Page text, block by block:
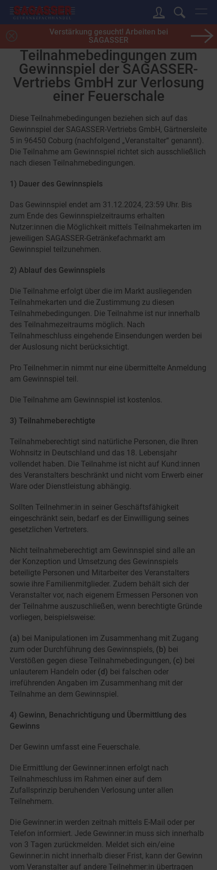
Verstärkung gesucht! Arbeiten bei
SAGASSER
Teilnahmebedingungen zum
Gewinnspiel der SAGASSER-
Vertriebs GmbH zur Verlosung
einer Feuerschale
Diese Teilnahmebedingungen beziehen sich auf das
Gewinnspiel der SAGASSER-Vertriebs GmbH, Gärtnersleite
5 in 96450 Coburg (nachfolgend „Veranstalter“ genannt).
Die Teilnahme am Gewinnspiel richtet sich ausschließlich
nach diesen Teilnahmebedingungen.
1) Dauer des Gewinnspiels
Das Gewinnspiel endet am 31.12.2024, 23:59 Uhr. Bis
zum Ende des Gewinnspielzeitraums erhalten
Nutzer:innen die Möglichkeit mittels Teilnahmekarten im
jeweiligen SAGASSER-Getränkefachmarkt am
Gewinnspiel teilzunehmen.
2) Ablauf des Gewinnspiels
Die Teilnahme erfolgt über die im Markt ausliegenden
Teilnahmekarten und die Zustimmung zu diesen
Teilnahmebedingungen. Die Teilnahme ist nur innerhalb
des Teilnahmezeitraums möglich. Nach
Teilnahmeschluss eingehende Einsendungen werden bei
der Auslosung nicht berücksichtigt.
Pro Teilnehmer:in nimmt nur eine übermittelte Anmeldung
am Gewinnspiel teil.
Die Teilnahme am Gewinnspiel ist kostenlos.
3) Teilnahmeberechtigte
Teilnahmeberechtigt sind natürliche Personen, die Ihren
Wohnsitz in Deutschland und das 18. Lebensjahr
vollendet haben. Die Teilnahme ist nicht auf Kund:innen
des Veranstalters beschränkt und nicht vom Erwerb einer
Ware oder Dienstleistung abhängig.
Sollten Teilnehmer:in in seiner Geschäftsfähigkeit
eingeschränkt sein, bedarf es der Einwilligung seines
gesetzlichen Vertreters.
Nicht teilnahmeberechtigt am Gewinnspiel sind alle an
der Konzeption und Umsetzung des Gewinnspiels
beteiligte Personen und Mitarbeiter des Veranstalters
sowie ihre Familienmitglieder. Zudem behält sich der
Veranstalter vor, nach eigenem Ermessen Personen von
der Teilnahme auszuschließen, wenn berechtigte Gründe
vorliegen, beispielsweise:
(a) bei Manipulationen im Zusammenhang mit Zugang
zum oder Durchführung des Gewinnspiels, (b) bei
Verstößen gegen diese Teilnahmebedingungen, (c) bei
unlauterem Handeln oder (d) bei falschen oder
irreführenden Angaben im Zusammenhang mit der
Teilnahme an dem Gewinnspiel.
4) Gewinn, Benachrichtigung und Übermittlung des
Gewinns
Der Gewinn umfasst eine Feuerschale.
Die Ermittlung der Gewinner:innen erfolgt nach
Teilnahmeschluss im Rahmen einer auf dem
Zufallsprinzip beruhenden Verlosung unter allen
Teilnehmern.
Die Gewinner:in werden zeitnah mittels E-Mail oder per
Telefon informiert. Jede Gewinner:in muss sich innerhalb
von 3 Tagen zurückmelden. Meldet sich ein/eine
Gewinner:in nicht innerhalb dieser Frist, kann der Gewinn
vom Veranstalter auf andere Teilnehmer:in übertragen